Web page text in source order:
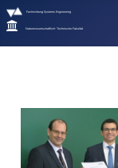
Fachrichtung Systems Engineering
Naturwissenschaftlich-Technische Fakultät